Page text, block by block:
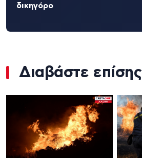
δικηγόρο
Διαβάστε επίσης